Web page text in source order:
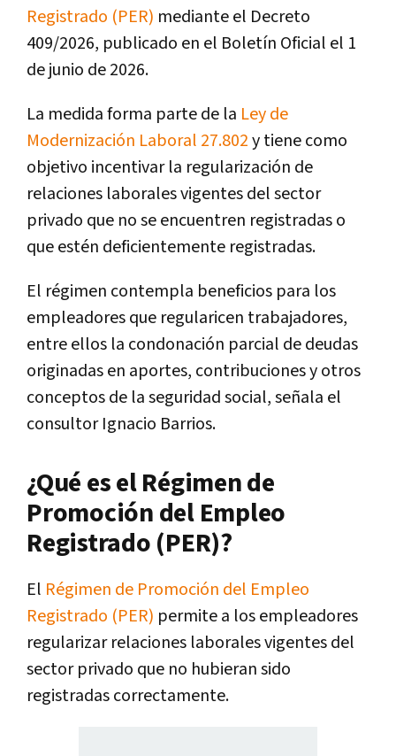
Registrado (PER) mediante el Decreto
409/2026, publicado en el Boletín Oficial el 1
de junio de 2026.
La medida forma parte de la Ley de
Modernización Laboral 27.802y tiene como
objetivo incentivar la regularización de
relaciones laborales vigentes del sector
privado que no se encuentren registradas o
que estén deficientemente registradas.
El régimen contempla beneficios para los
empleadores que regularicen trabajadores,
entre ellos la condonación parcial de deudas
originadas en aportes, contribuciones y otros
conceptos de la seguridad social, señala el
consultor Ignacio Barrios.
¿Qué es el Régimen de
Promoción del Empleo
Registrado (PER)?
El Régimen de Promoción del Empleo
Registrado (PER) permite a los empleadores
regularizar relaciones laborales vigentes del
sector privado que no hubieran sido
registradas correctamente.